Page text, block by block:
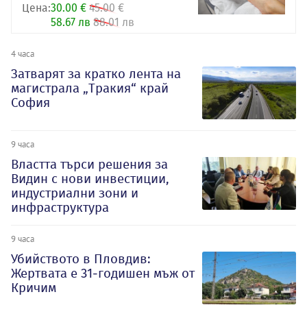
Цена:30.00 € 45.00 €
58.67 лв 88.01 лв
4 часа
Затварят за кратко лента на
магистрала „Тракия“ край
София
9 часа
Властта търси решения за
Видин с нови инвестиции,
индустриални зони и
инфраструктура
9 часа
Убийството в Пловдив:
Жертвата е 31-годишен мъж от
Кричим